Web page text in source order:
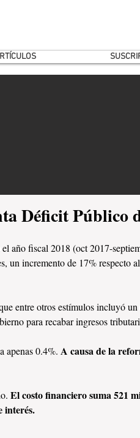
Déficit Público
año fiscal 2018 (oct 2017-
un incremento de 17% respecto
entre otros estímulos incluyó un
para recabar ingresos
apenas 0.4%. A causa de la
El costo financiero suma 521
interés.